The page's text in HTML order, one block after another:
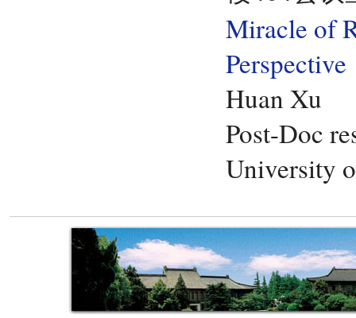
Miracle of
Perspective
Huan Xu
Post-Doc
University